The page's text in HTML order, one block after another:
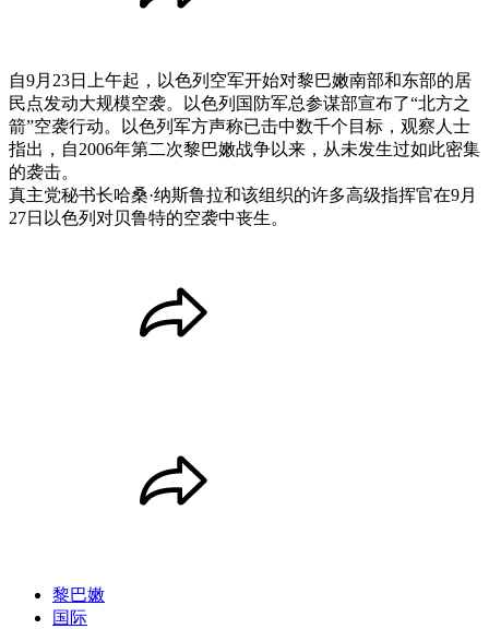
自9月23日上午起，以色列空军开始对黎巴嫩南部和东部的居
民点发动大规模空袭。以色列国防军总参谋部宣布了“北方之
箭”空袭行动。以色列军方声称已击中数千个目标，观察人士
指出，自2006年第二次黎巴嫩战争以来，从未发生过如此密集
的袭击。
真主党秘书长哈桑·纳斯鲁拉和该组织的许多高级指挥官在9月
27日以色列对贝鲁特的空袭中丧生。
黎巴嫩
国际